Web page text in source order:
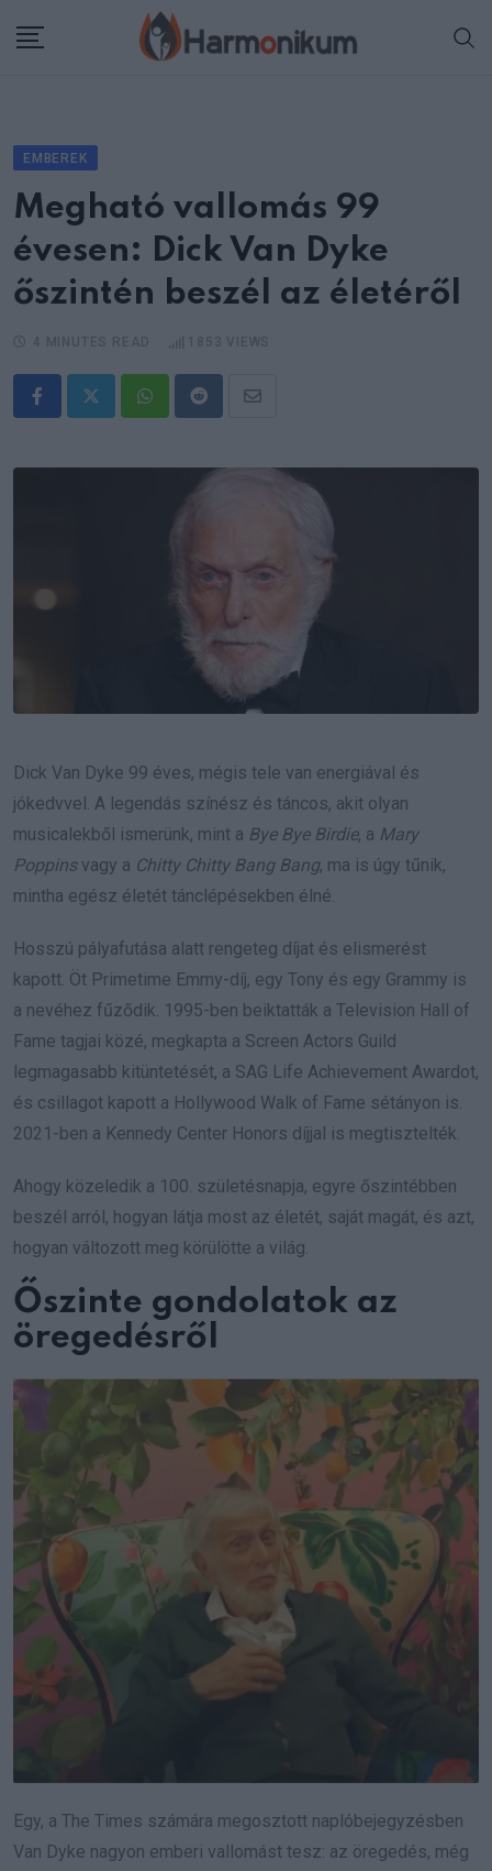
EMBEREK
Megható vallomás 99
évesen: Dick Van Dyke
őszintén beszél az életéről
WhatsappRedditShare
Email
Dick Van Dyke 99 éves, mégis tele van energiával és
jókedvvel. A legendás színész és táncos, akit olyan
musicalekből ismerünk, mint a Bye Bye Birdie, a Mary
Poppinsvagy a Chitty Chitty Bang Bang, ma is úgy tűnik,
mintha egész életét tánclépésekben élné.
Hosszú pályafutása alatt rengeteg díjat és elismerést
kapott. Öt Primetime Emmy-díj, egy Tony és egy Grammy is
a nevéhez fűződik. 1995-ben beiktatták a Television Hall of
Fame tagjai közé, megkapta a Screen Actors Guild
legmagasabb kitüntetését, a SAG Life Achievement Awardot,
és csillagot kapott a Hollywood Walk of Fame sétányon is.
2021-ben a Kennedy Center Honors díjjal is megtisztelték.
Ahogy közeledik a 100. születésnapja, egyre őszintébben
beszél arról, hogyan látja most az életét, saját magát, és azt,
hogyan változott meg körülötte a világ.
Őszinte gondolatok az
öregedésről
Egy, a The Times számára megosztott naplóbejegyzésben
Van Dyke nagyon emberi vallomást tesz: az öregedés, még